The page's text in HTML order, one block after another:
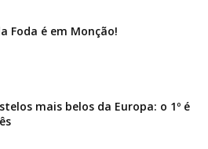
Foda é em Monção!
mais belos da Europa: o 1º é